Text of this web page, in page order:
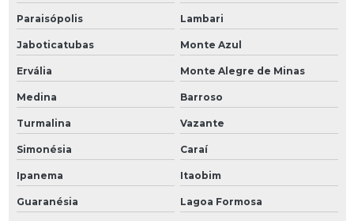
Paraisópolis Lambari
Jaboticatubas Monte Azul
Ervália Monte Alegre de Minas
Medina Barroso
Turmalina Vazante
Simonésia Caraí
Ipanema Itaobim
Guaranésia Lagoa Formosa